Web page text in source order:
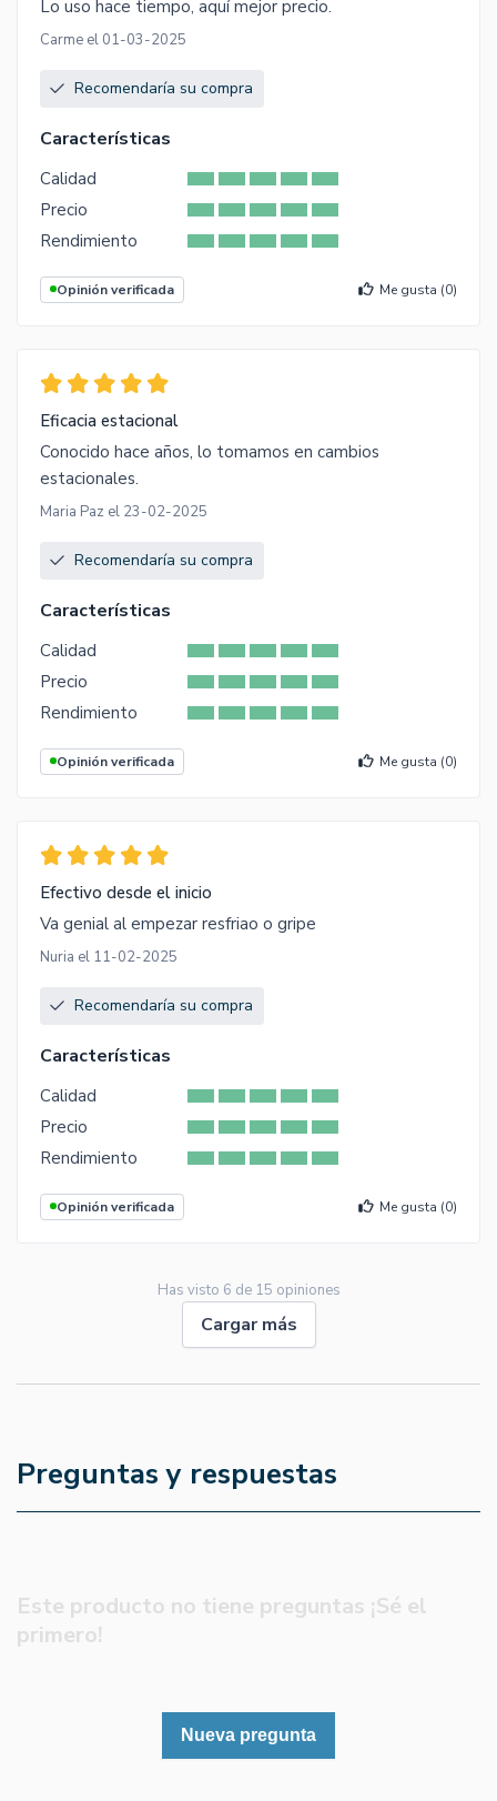
Lo uso hace tiempo, aquí mejor precio.
Carme el 01-03-2025
Recomendaría su compra
Características
Calidad
Precio
Rendimiento
Opinión verificada Me gusta (0)
Eficacia estacional
Conocido hace años, lo tomamos en cambios
estacionales.
Maria Paz el 23-02-2025
Recomendaría su compra
Características
Calidad
Precio
Rendimiento
Opinión verificada Me gusta (0)
Efectivo desde el inicio
Va genial al empezar resfriao o gripe
Nuria el 11-02-2025
Recomendaría su compra
Características
Calidad
Precio
Rendimiento
Opinión verificada Me gusta (0)
Has visto 6 de 15 opiniones
Cargar más
Preguntas y respuestas
Este producto no tiene preguntas ¡Sé el
primero!
Nueva pregunta